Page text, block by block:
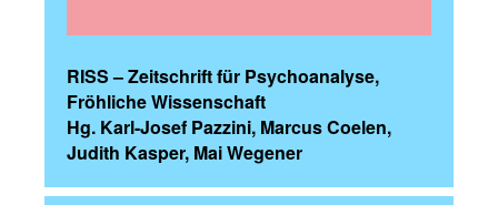
RISS – Zeitschrift für Psychoanalyse,
Fröhliche Wissenschaft
Hg. Karl-Josef Pazzini, Marcus Coelen,
Judith Kasper, Mai Wegener